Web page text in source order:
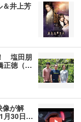
＆井上芳
塩田朋
正徳（…
像が解
月30日…